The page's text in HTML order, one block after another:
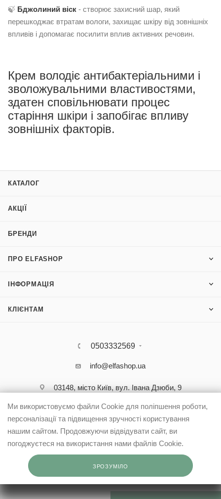
🍃 Бджолиний віск - створює захисний шар, який
перешкоджає втратам вологи, захищає шкіру від зовнішніх
впливів і допомагає посилити вплив активних речовин.
Крем володіє антибактеріальними і
зволожувальними властивостями,
здатен сповільнювати процес
старіння шкіри і запобігає впливу
зовнішніх факторів.
КАТАЛОГ
АКЦІЇ
БРЕНДИ
ПРО ELFASHOP
ІНФОРМАЦІЯ
КЛІЄНТАМ
0503332569
info@elfashop.ua
03148, місто Київ, вул. Івана Дзюби, 9
Ми використовуємо файли Cookie для поліпшення роботи,
персоналізації та підвищення зручності користування
нашим сайтом. Продовжуючи відвідувати сайт, ви
погоджуєтеся на використання нами файлів Cookie.
ЗРОЗУМІЛО